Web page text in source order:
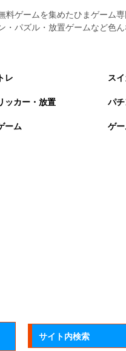
料ゲームを集めたひまゲーム
パズル・放置ゲームなど色ん
レ ス
ッカー・放置 パ
ーム ゲ
サイト内検索